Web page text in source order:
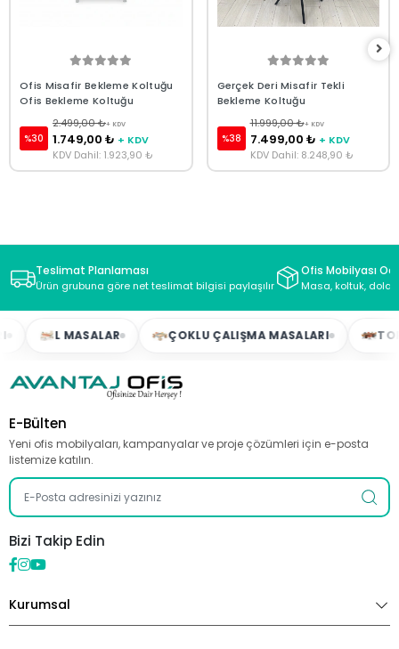
Ofis Misafir Bekleme Koltuğu
Ofis Bekleme Koltuğu
%30
2.499,00 ₺+ KDV
1.749,00 ₺ + KDV
KDV Dahil: 1.923,90 ₺
Gerçek Deri Misafir Tekli
Bekleme Koltuğu
%38
11.999,00 ₺+ KDV
7.499,00 ₺ + KDV
KDV Dahil: 8.248,90 ₺
Teslimat Planlaması
Ürün grubuna göre net teslimat bilgisi paylaşılır
Ofis Mobilyası
Masa, koltuk,
L MASALAR ÇOKLU ÇALIŞMA MASALARI
E-Bülten
Yeni ofis mobilyaları, kampanyalar ve proje çözümleri için e-posta
listemize katılın.
Bizi Takip Edin
Kurumsal